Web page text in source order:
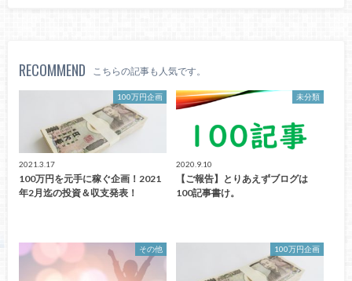
RECOMMEND こちらの記事も人気です。
100万円企画
2021.3.17
100万円を元手に稼ぐ企画！2021
年2月迄の投資＆収支発表！
未分類
2020.9.10
【ご報告】とりあえずブログは
100記事書け。
その他 100万円企画